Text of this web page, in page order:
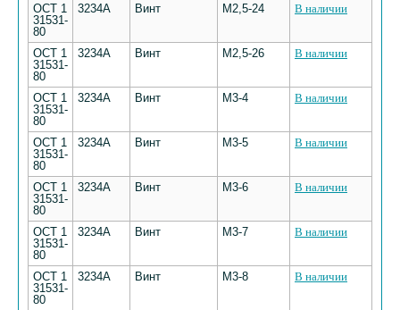
ОСТ 1
31531-
80
3234А Винт М2,5-24 В наличии
ОСТ 1
31531-
80
3234А Винт М2,5-26 В наличии
ОСТ 1
31531-
80
3234А Винт М3-4 В наличии
ОСТ 1
31531-
80
3234А Винт М3-5 В наличии
ОСТ 1
31531-
80
3234А Винт М3-6 В наличии
ОСТ 1
31531-
80
3234А Винт М3-7 В наличии
ОСТ 1
31531-
80
3234А Винт М3-8 В наличии